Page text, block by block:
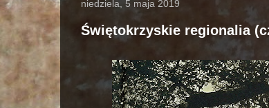
niedziela, 5 maja 2019
Świętokrzyskie regionalia